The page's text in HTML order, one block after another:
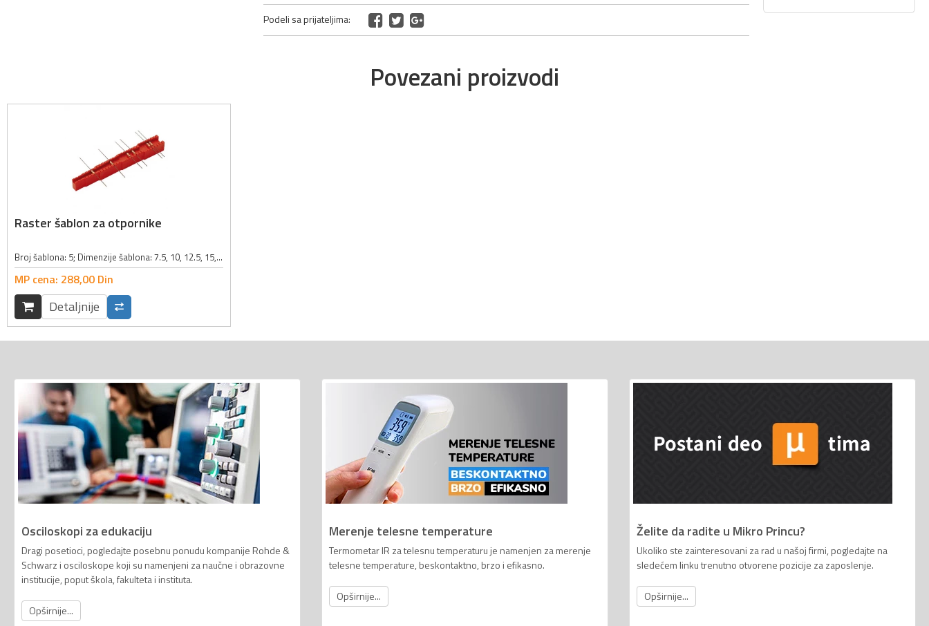
Podeli sa prijateljima:
Povezani proizvodi
Raster šablon za otpornike
Broj šablona: 5; Dimenzije šablona: 7.5, 10, 12.5, 15, 17.5mm; Boja: crvena;
MP cena: 288,00 Din
Detaljnije
Osciloskopi za edukaciju
Dragi posetioci, pogledajte posebnu ponudu kompanije Rohde &
Schwarz i osciloskope koji su namenjeni za naučne i obrazovne
institucije, poput škola, fakulteta i instituta.
Opširnije...
Merenje telesne temperature
Termometar IR za telesnu temperaturu je namenjen za merenje
telesne temperature, beskontaktno, brzo i efikasno.
Opširnije...
Želite da radite u Mikro Princu?
Ukoliko ste zainteresovani za rad u našoj firmi, pogledajte na
sledećem linku trenutno otvorene pozicije za zaposlenje.
Opširnije...